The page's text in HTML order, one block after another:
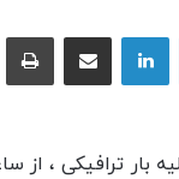
لینکداین